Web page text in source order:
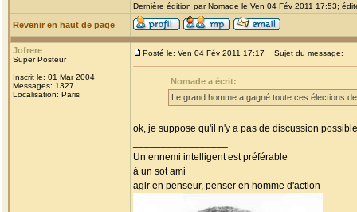
Dernière édition par Nomade le Ven 04 Fév 2011 17:53;
Revenir en haut de page
Jofrere
Super Posteur
Inscrit le: 01 Mar 2004
Messages: 1327
Localisation: Paris
Posté le: Ven 04 Fév 2011 17:17 Sujet du message:
Nomade a écrit:
Le grand homme a gagné toute ces élections
ok, je suppose qu'il n'y a pas de discussion
Un ennemi intelligent est préférable
à un sot ami
agir en penseur, penser en homme d'action